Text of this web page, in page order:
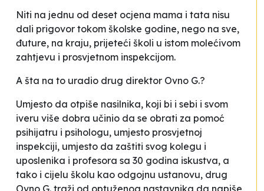
Niti na jednu od deset ocjena mama i tata nisu
dali prigovor tokom školske godine, nego na sve,
đuture, na kraju, prijeteći školi u istom molećivom
zahtjevu i prosvjetnom inspekcijom.
A šta na to uradio drug direktor Ovno G.?
Umjesto da otpiše nasilnika, koji bi i sebi i svom
iveru više dobra učinio da se obrati za pomoć
psihijatru i psihologu, umjesto prosvjetnoj
inspekciji, umjesto da zaštiti svog kolegu i
uposlenika i profesora sa 30 godina iskustva, a
tako i cijelu školu kao odgojnu ustanovu, drug